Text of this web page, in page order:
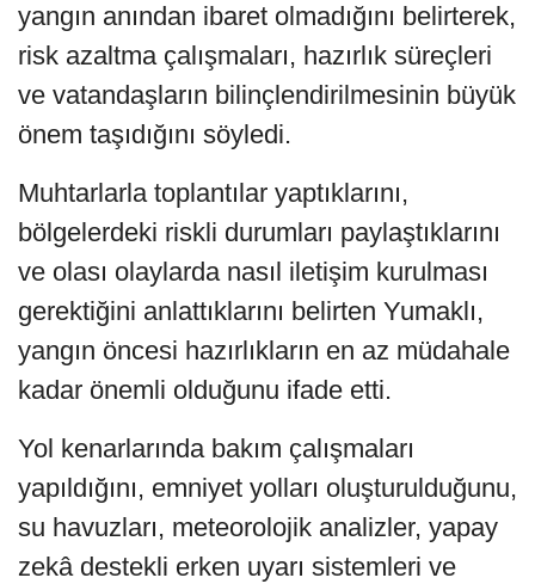
yangın anından ibaret olmadığını belirterek,
risk azaltma çalışmaları, hazırlık süreçleri
ve vatandaşların bilinçlendirilmesinin büyük
önem taşıdığını söyledi.
Muhtarlarla toplantılar yaptıklarını,
bölgelerdeki riskli durumları paylaştıklarını
ve olası olaylarda nasıl iletişim kurulması
gerektiğini anlattıklarını belirten Yumaklı,
yangın öncesi hazırlıkların en az müdahale
kadar önemli olduğunu ifade etti.
Yol kenarlarında bakım çalışmaları
yapıldığını, emniyet yolları oluşturulduğunu,
su havuzları, meteorolojik analizler, yapay
zekâ destekli erken uyarı sistemleri ve